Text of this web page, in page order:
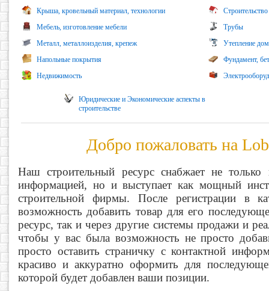
Крыша, кровельный материал, технологии
Мебель, изготовление мебели
Металл, металлоизделия, крепеж
Напольные покрытия
Недвижимость
Трубы
Утепление
Фундамент,
Юридические и Экономические аспекты в
строительстве
Добро пожаловать на
Наш строительный ресурс снабжает не только
информацией, но и выступает как мощный
строительной фирмы. После регистрации в
возможность добавить товар для его
ресурс, так и через другие системы продажи и
чтобы у вас была возможность не просто
просто оставить страничку с контактной
красиво и аккуратно оформить для
которой будет добавлен ваши позиции.